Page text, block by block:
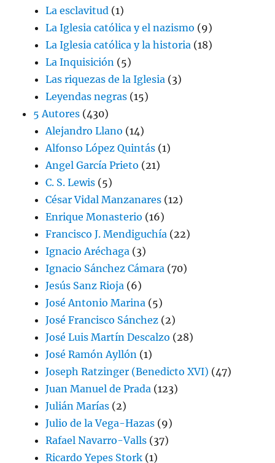
La esclavitud (1)
La Iglesia católica y el nazismo (9)
La Iglesia católica y la historia (18)
La Inquisición (5)
Las riquezas de la Iglesia (3)
Leyendas negras (15)
5 Autores (430)
Alejandro Llano (14)
Alfonso López Quintás (1)
Angel García Prieto (21)
C. S. Lewis (5)
César Vidal Manzanares (12)
Enrique Monasterio (16)
Francisco J. Mendiguchía (22)
Ignacio Aréchaga (3)
Ignacio Sánchez Cámara (70)
Jesús Sanz Rioja (6)
José Antonio Marina (5)
José Francisco Sánchez (2)
José Luis Martín Descalzo (28)
José Ramón Ayllón (1)
Joseph Ratzinger (Benedicto XVI) (47)
Juan Manuel de Prada (123)
Julián Marías (2)
Julio de la Vega-Hazas (9)
Rafael Navarro-Valls (37)
Ricardo Yepes Stork (1)